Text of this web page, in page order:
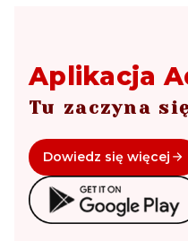
Aplikacja
Tu zaczyna
Dowiedz się więcej